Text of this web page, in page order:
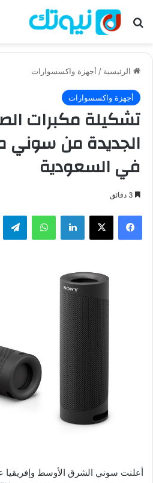
بحث عن
الرئيسية / أجهزة واكسسوارات
أجهزة واكسسوارات
تشكيلة مكبرات
الجديدة من سوني
في السعودية
فيسبوك ‫X لينكدإن واتساب
أعلنت سوني الشرق الأوسط